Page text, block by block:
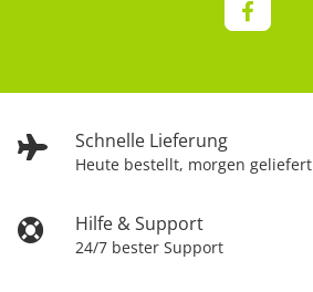
Schnelle Lieferung
Heute bestellt, morgen geliefert
Hilfe & Support
24/7 bester Support